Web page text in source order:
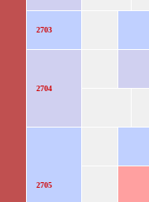
2703
2704
2705